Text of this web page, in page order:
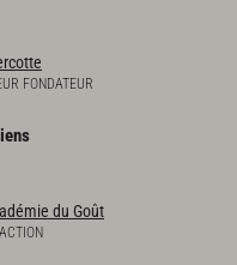
FONDATEUR
du Goût